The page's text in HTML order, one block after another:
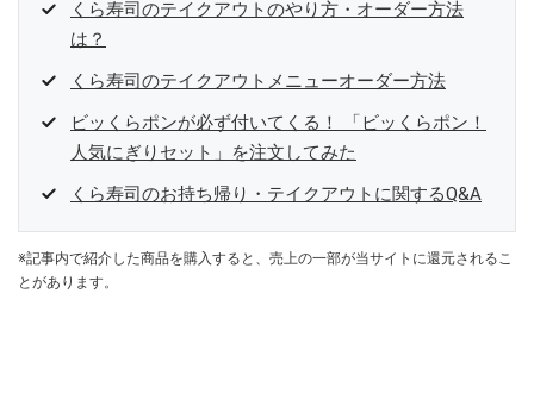
くら寿司のテイクアウトのやり方・オーダー方法
は？
くら寿司のテイクアウトメニューオーダー方法
ビッくらポンが必ず付いてくる！ 「ビッくらポン！
人気にぎりセット」を注文してみた
くら寿司のお持ち帰り・テイクアウトに関するQ&A
※記事内で紹介した商品を購入すると、売上の一部が当サイトに還元されるこ
とがあります。